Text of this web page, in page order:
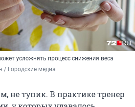
усложнять процесс снижения веса
/ Городские медиа
не тупик. В практике тренер